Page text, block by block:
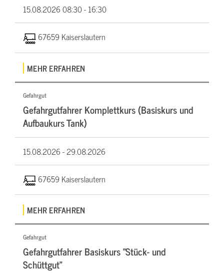
15.08.202608:30 - 16:30
67659 Kaiserslautern
MEHR ERFAHREN
Gefahrgut
Gefahrgutfahrer Komplettkurs (Basiskurs und
Aufbaukurs Tank)
15.08.2026 -29.08.2026
67659 Kaiserslautern
MEHR ERFAHREN
Gefahrgut
Gefahrgutfahrer Basiskurs "Stück- und
Schüttgut"